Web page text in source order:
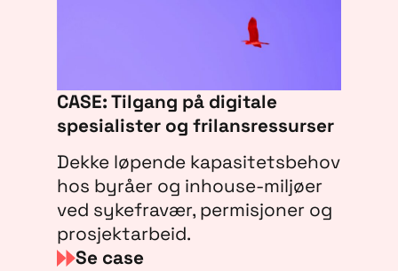
CASE: Tilgang på digitale
spesialister og frilansressurser
Dekke løpende kapasitetsbehov
hos byråer og inhouse-miljøer
ved sykefravær, permisjoner og
prosjektarbeid.
Se case